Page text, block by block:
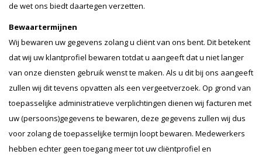
de wet ons biedt daartegen verzetten.
Bewaartermijnen
Wij bewaren uw gegevens zolang u cliënt van ons bent. Dit betekent
dat wij uw klantprofiel bewaren totdat u aangeeft dat u niet langer
van onze diensten gebruik wenst te maken. Als u dit bij ons aangeeft
zullen wij dit tevens opvatten als een vergeetverzoek. Op grond van
toepasselijke administratieve verplichtingen dienen wij facturen met
uw (persoons)gegevens te bewaren, deze gegevens zullen wij dus
voor zolang de toepasselijke termijn loopt bewaren. Medewerkers
hebben echter geen toegang meer tot uw cliëntprofiel en